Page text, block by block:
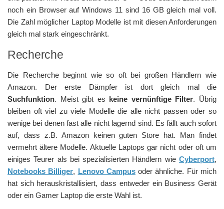
noch ein Browser auf Windows 11 sind 16 GB gleich mal voll.
Die Zahl möglicher Laptop Modelle ist mit diesen Anforderungen
gleich mal stark eingeschränkt.
Recherche
Die Recherche beginnt wie so oft bei großen Händlern wie
Amazon. Der erste Dämpfer ist dort gleich mal die
Suchfunktion. Meist gibt es keine vernünftige Filter. Übrig
bleiben oft viel zu viele Modelle die alle nicht passen oder so
wenige bei denen fast alle nicht lagernd sind. Es fällt auch sofort
auf, dass z.B. Amazon keinen guten Store hat. Man findet
vermehrt ältere Modelle. Aktuelle Laptops gar nicht oder oft um
einiges Teurer als bei spezialisierten Händlern wie Cyberport,
Notebooks Billiger, Lenovo Campusoder ähnliche. Für mich
hat sich herauskristallisiert, dass entweder ein Business Gerät
oder ein Gamer Laptop die erste Wahl ist.